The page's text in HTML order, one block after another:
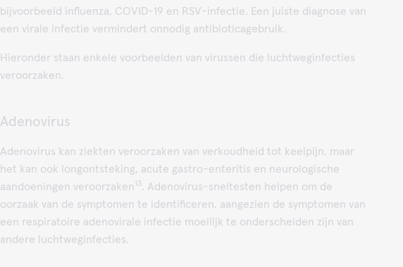
bijvoorbeeld influenza, COVID-19 en RSV-infectie. Een juiste diagnose van
een virale infectie vermindert onnodig antibioticagebruik.
Hieronder staan enkele voorbeelden van virussen die luchtweginfecties
veroorzaken.
Adenovirus
Adenovirus kan ziekten veroorzaken van verkoudheid tot keelpijn, maar
het kan ook longontsteking, acute gastro-enteritis en neurologische
aandoeningen veroorzaken13. Adenovirus-sneltesten helpen om de
oorzaak van de symptomen te identificeren, aangezien de symptomen van
een respiratoire adenovirale infectie moeilijk te onderscheiden zijn van
andere luchtweginfecties.